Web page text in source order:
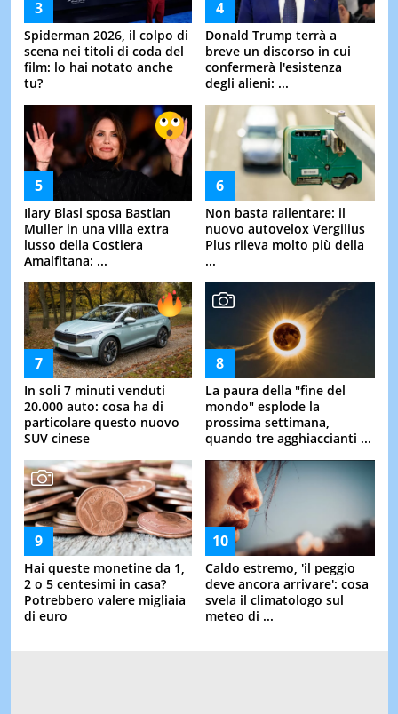
Spiderman 2026, il colpo di
scena nei titoli di coda del
film: lo hai notato anche
tu?
Donald Trump terrà a
breve un discorso in cui
confermerà l'esistenza
degli alieni: ...
Ilary Blasi sposa Bastian
Muller in una villa extra
lusso della Costiera
Amalfitana: ...
Non basta rallentare: il
nuovo autovelox Vergilius
Plus rileva molto più della
...
In soli 7 minuti venduti
20.000 auto: cosa ha di
particolare questo nuovo
SUV cinese
La paura della "fine del
mondo" esplode la
prossima settimana,
quando tre agghiaccianti ...
Hai queste monetine da 1,
2 o 5 centesimi in casa?
Potrebbero valere migliaia
di euro
Caldo estremo, 'il peggio
deve ancora arrivare': cosa
svela il climatologo sul
meteo di ...